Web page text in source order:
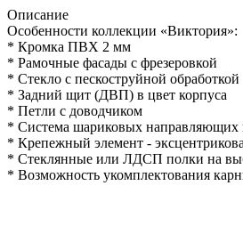
Описание
Особенности коллекции «Виктория»:
* Кромка ПВХ 2 мм
* Рамочные фасады с фрезеровкой
* Стекло с пескоструйной обработкой
* Задний щит (ДВП) в цвет корпуса
* Петли с доводчиком
* Система шариковых направляющих
* Крепежный элемент -
* Стеклянные или ЛДСП полки на
* Возможность укомплектования